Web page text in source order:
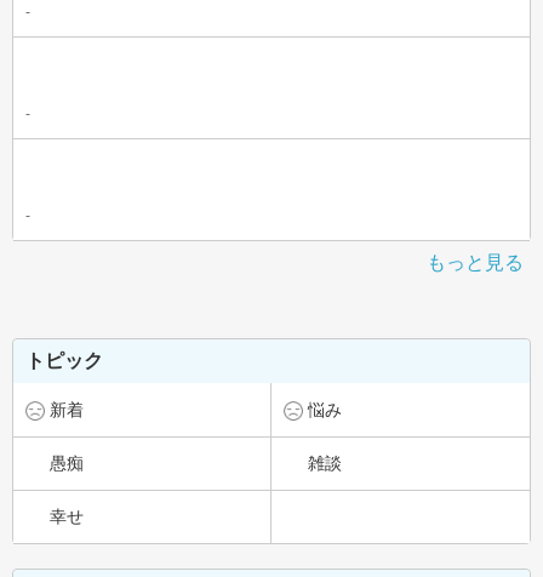
-
-
-
もっと見る
トピック
新着 悩み
愚痴 雑談
幸せ